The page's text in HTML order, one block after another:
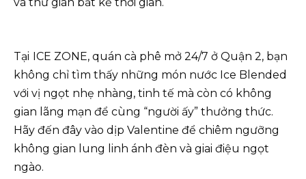
Tại ICE ZONE, quán cà phê mở 24/7 ở Quận 2, bạn
không chỉ tìm thấy những món nước Ice Blended
với vị ngọt nhẹ nhàng, tinh tế mà còn có không
gian lãng mạn để cùng “người ấy” thưởng thức.
Hãy đến đây vào dịp Valentine để chiêm ngưỡng
không gian lung linh ánh đèn và giai điệu ngọt
ngào.